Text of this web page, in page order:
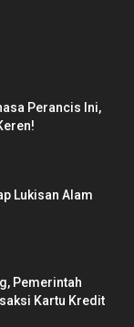
Perancis Ini,
Lukisan Alam
Pemerintah
Kartu Kredit